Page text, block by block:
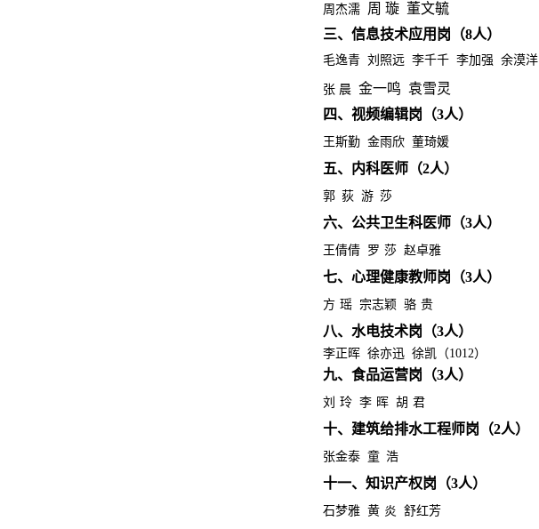
周杰濡 周 璇 董文毓
三、 信息技术应用岗（8人）
毛逸青 刘照远 李千千 李加强 余漠洋
张 晨 金一鸣 袁雪灵
四、视频编辑岗（3人）
王斯勤 金雨欣 董琦媛
五、内科医师（2人）
郭 荻 游 莎
六、公共卫生科医师（3人）
王倩倩 罗 莎 赵卓雅
七、 心理健康教师岗（3人）
方 瑶 宗志颖 骆 贵
八、水电技术岗（3人）
李正晖 徐亦迅 徐凯（1012）
九、食品运营岗（3人）
刘 玲 李 晖 胡 君
十、建筑给排水工程师岗（2人）
张金泰 童 浩
十一、知识产权岗（3人）
石梦雅 黄 炎 舒红芳